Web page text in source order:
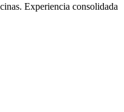
Experiencia consolidada